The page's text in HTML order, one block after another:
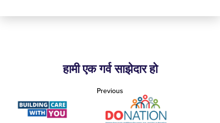
हामी एक गर्व साझेदार हो
Previous